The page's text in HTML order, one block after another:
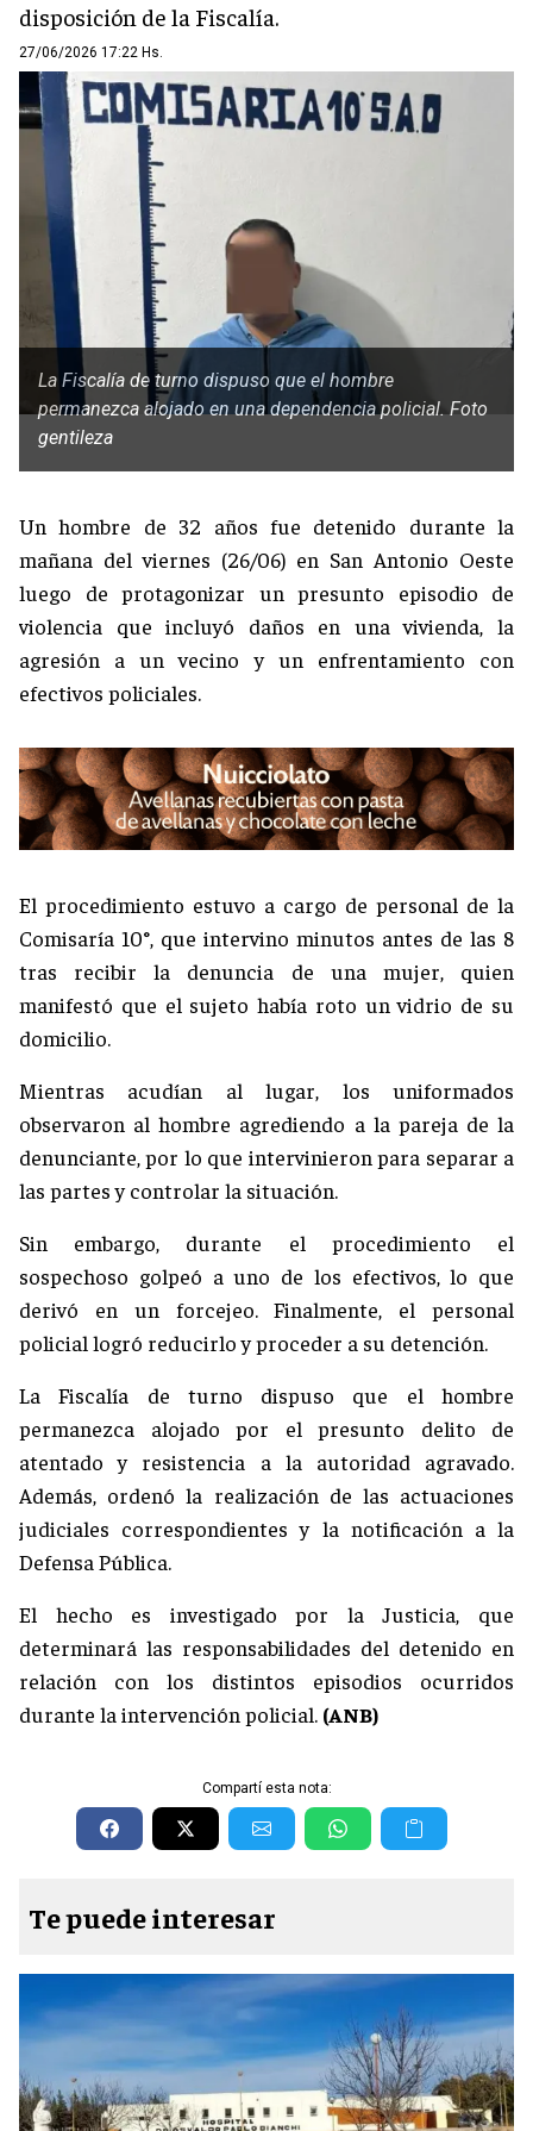
disposición de la Fiscalía.
27/06/2026 17:22 Hs.
La Fiscalía de turno dispuso que el hombre
permanezca alojado en una dependencia policial. Foto
gentileza
Un hombre de 32 años fue detenido durante la
mañana del viernes (26/06) en San Antonio Oeste
luego de protagonizar un presunto episodio de
violencia que incluyó daños en una vivienda, la
agresión a un vecino y un enfrentamiento con
efectivos policiales.
El procedimiento estuvo a cargo de personal de la
Comisaría 10°, que intervino minutos antes de las 8
tras recibir la denuncia de una mujer, quien
manifestó que el sujeto había roto un vidrio de su
domicilio.
Mientras acudían al lugar, los uniformados
observaron al hombre agrediendo a la pareja de la
denunciante, por lo que intervinieron para separar a
las partes y controlar la situación.
Sin embargo, durante el procedimiento el
sospechoso golpeó a uno de los efectivos, lo que
derivó en un forcejeo. Finalmente, el personal
policial logró reducirlo y proceder a su detención.
La Fiscalía de turno dispuso que el hombre
permanezca alojado por el presunto delito de
atentado y resistencia a la autoridad agravado.
Además, ordenó la realización de las actuaciones
judiciales correspondientes y la notificación a la
Defensa Pública.
El hecho es investigado por la Justicia, que
determinará las responsabilidades del detenido en
relación con los distintos episodios ocurridos
durante la intervención policial. (ANB)
Compartí esta nota:
Te puede interesar